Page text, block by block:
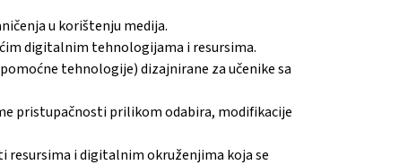
u korištenju medija.
digitalnim tehnologijama i resursima.
tehnologije) dizajnirane za učenike sa
pristupačnosti prilikom odabira, modifikacije
resursima i digitalnim okruženjima koja se